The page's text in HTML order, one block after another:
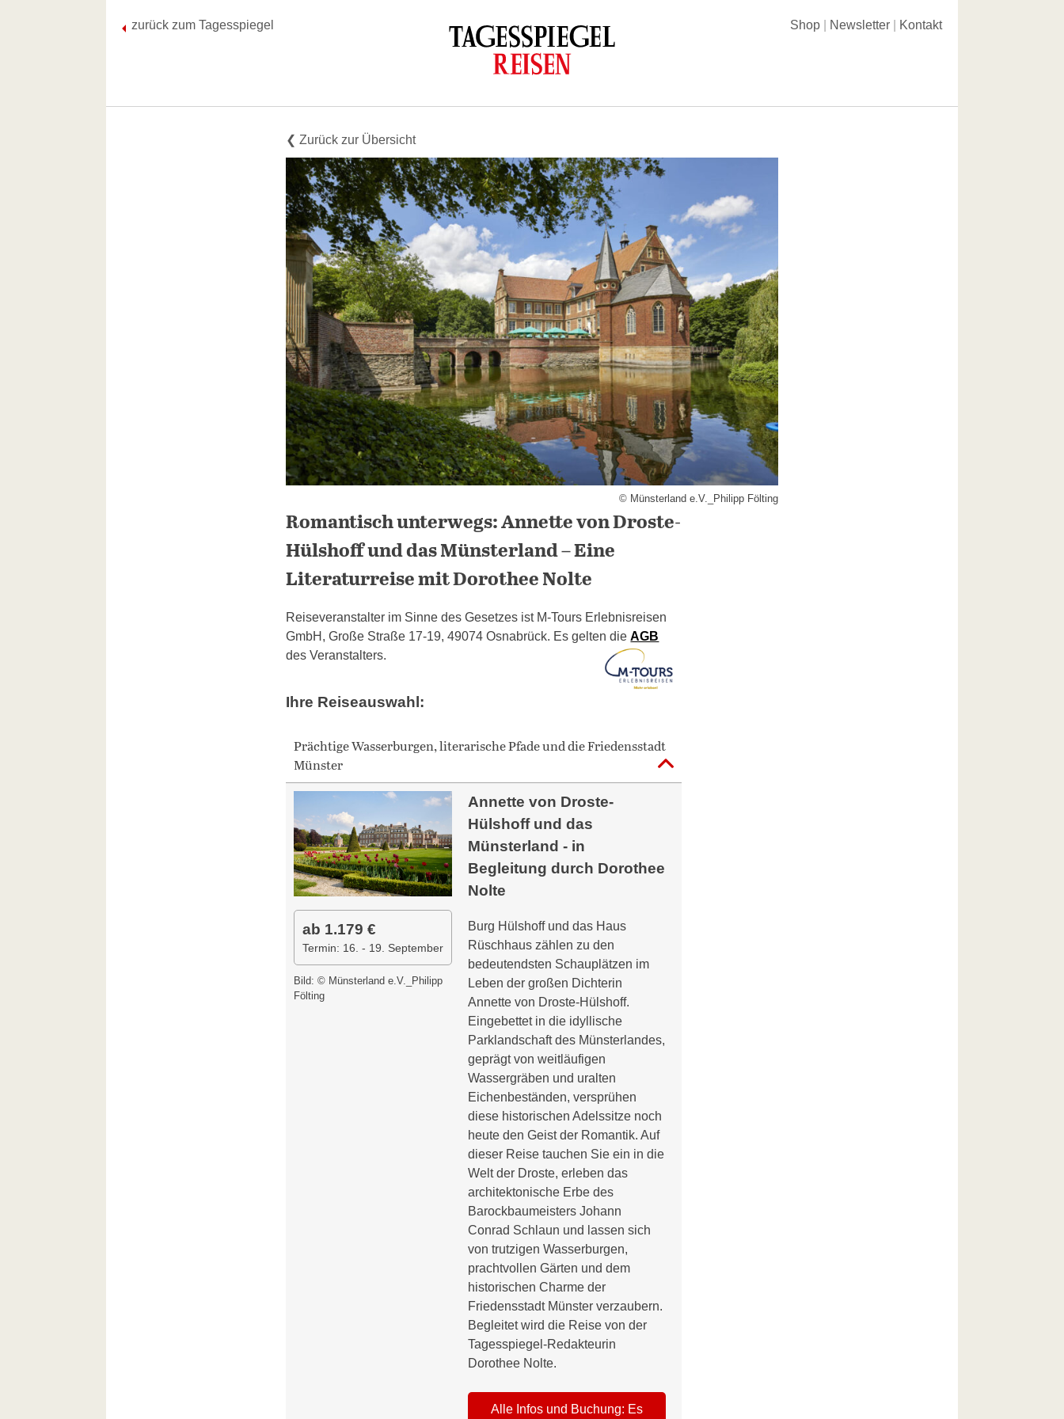
zurück zum Tagesspiegel Shop Newsletter Kontakt
❮ Zurück zur Übersicht
© Münsterland e.V._Philipp Fölting
Romantisch unterwegs: Annette von Droste-
Hülshoff und das Münsterland – Eine
Literaturreise mit Dorothee Nolte
Reiseveranstalter im Sinne des Gesetzes ist M-Tours Erlebnisreisen
GmbH, Große Straße 17-19, 49074 Osnabrück. Es gelten dieAGB
des Veranstalters.
Ihre Reiseauswahl:
Prächtige Wasserburgen, literarische Pfade und die Friedensstadt
Münster
ab 1.179 €
Termin: 16. - 19. September
Bild: © Münsterland e.V._Philipp
Fölting
Annette von Droste-
Hülshoff und das
Münsterland - in
Begleitung durch Dorothee
Nolte
Burg Hülshoff und das Haus
Rüschhaus zählen zu den
bedeutendsten Schauplätzen im
Leben der großen Dichterin
Annette von Droste-Hülshoff.
Eingebettet in die idyllische
Parklandschaft des Münsterlandes,
geprägt von weitläufigen
Wassergräben und uralten
Eichenbeständen, versprühen
diese historischen Adelssitze noch
heute den Geist der Romantik. Auf
dieser Reise tauchen Sie ein in die
Welt der Droste, erleben das
architektonische Erbe des
Barockbaumeisters Johann
Conrad Schlaun und lassen sich
von trutzigen Wasserburgen,
prachtvollen Gärten und dem
historischen Charme der
Friedensstadt Münster verzaubern.
Begleitet wird die Reise von der
Tagesspiegel-Redakteurin
Dorothee Nolte.
Alle Infos und Buchung: Es